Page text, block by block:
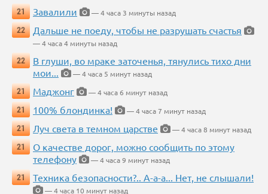
21
Завалили
— 4 часа 3 минуты назад
22
Дальше не поеду, чтобы не разрушать счастья
— 4 часа 4 минуты назад
22
В глуши, во мраке заточенья, тянулись тихо дни
мои...
— 4 часа 5 минут назад
21
Маджонг
— 4 часа 6 минут назад
21
100% блондинка!
— 4 часа 7 минут назад
21
Луч света в темном царстве
— 4 часа 8 минут назад
21
О качестве дорог, можно сообщить по этому
телефону
— 4 часа 9 минут назад
21
Техника безопасности?.. А-а-а... Нет, не слышали!
— 4 часа 10 минут назад